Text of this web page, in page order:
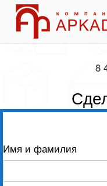
content
Home
8
Имя и фамилия